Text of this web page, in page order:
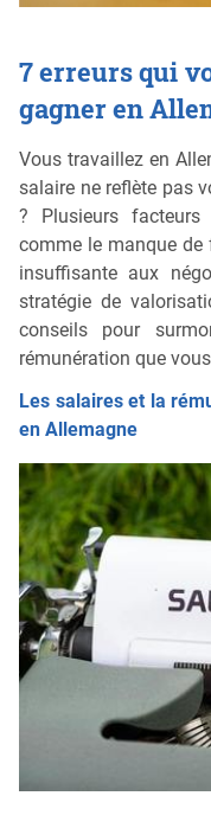
7 erreurs qui
gagner en
Vous travaillez en
salaire ne reflète pas
? Plusieurs facteurs
comme le manque
insuffisante aux
stratégie de
conseils pour
rémunération que
Les salaires et la
en Allemagne